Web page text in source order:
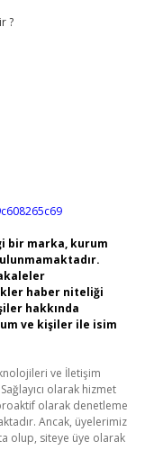
?
bir marka, kurum
haber niteliği
hakkında
ve kişiler ile isim
ve İletişim
olarak hizmet
olarak denetleme
Ancak, üyelerimiz
olup, siteye üye olarak